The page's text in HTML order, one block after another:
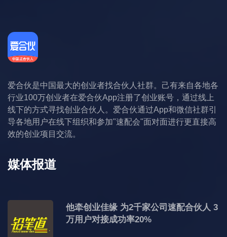
爱合伙是中国最大的创业者找合伙人社群。己有来自各地各
行业100万创业者在爱合伙App注册了创业账号，通过线上
线下的方式寻找创业合伙人。爱合伙通过App和微信社群引
导各地用户在线下组织和参加"速配会"面对面进行更直接高
效的创业项目交流。
媒体报道
他牵创业佳缘 为2千家公司速配合伙人 3
万用户对接成功率20%